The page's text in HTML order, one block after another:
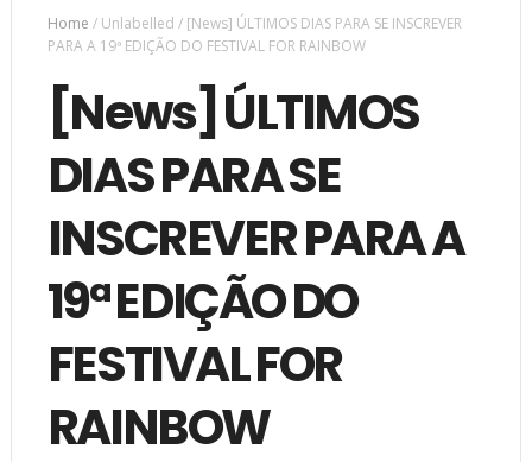
Home /Unlabelled / [News] ÚLTIMOS DIAS PARA SE INSCREVER
PARA A 19ª EDIÇÃO DO FESTIVAL FOR RAINBOW
[News] ÚLTIMOS
DIAS PARA SE
INSCREVER PARA A
19ª EDIÇÃO DO
FESTIVAL FOR
RAINBOW